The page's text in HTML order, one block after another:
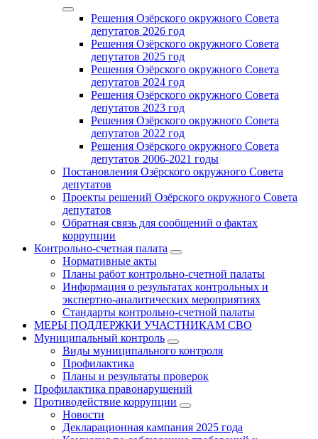
Решения Озёрского окружного Совета
депутатов 2026 год
Решения Озёрского окружного Совета
депутатов 2025 год
Решения Озёрского окружного Совета
депутатов 2024 год
Решения Озёрского окружного Совета
депутатов 2023 год
Решения Озёрского окружного Совета
депутатов 2022 год
Решения Озёрского окружного Совета
депутатов 2006-2021 годы
Постановления Озёрского окружного Совета
депутатов
Проекты решений Озёрского окружного Совета
депутатов
Обратная связь для сообщений о фактах
коррупции
Контрольно-счетная палата
Нормативные акты
Планы работ контрольно-счетной палаты
Информация о результатах контрольных и
экспертно-аналитических мероприятиях
Стандарты контрольно-счетной палаты
МЕРЫ ПОДДЕРЖКИ УЧАСТНИКАМ СВО
Муниципальный контроль
Виды муниципального контроля
Профилактика
Планы и результаты проверок
Профилактика правонарушений
Противодействие коррупции
Новости
Декларационная кампания 2025 года